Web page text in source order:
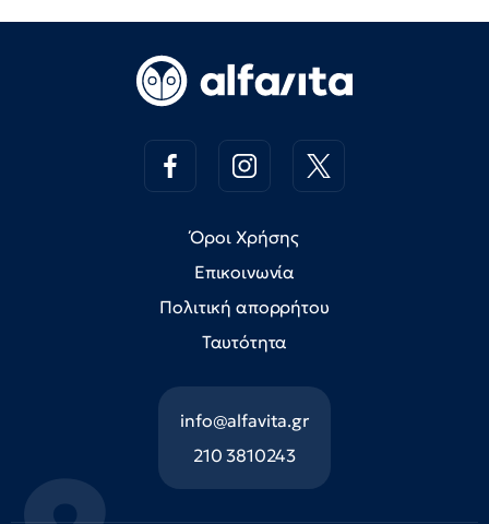
Όροι Χρήσης
Επικοινωνία
Πολιτική απορρήτου
Ταυτότητα
info@alfavita.gr
210 3810243